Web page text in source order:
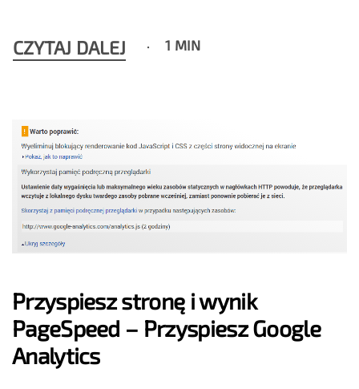
CZYTAJ DALEJ 1 MIN
Przyspiesz stronę i wynik
PageSpeed – Przyspiesz Google
Analytics